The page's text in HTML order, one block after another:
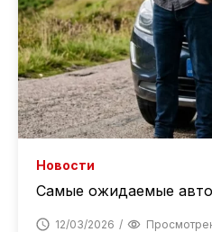
Новости
Самые ожидаемые
12/03/2026